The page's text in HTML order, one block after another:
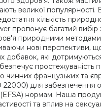
великої популярності.
кількість
пропонує багатий вибір
природними
нові перспективи,
які
простежуваність
чинних французьких та
для забезпечення
нормам. Наша
та вплив на